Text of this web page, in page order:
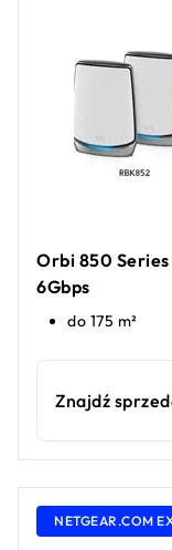
Orbi 850
6Gbps
do 175 m²
Znajdź
NETGEAR.COM